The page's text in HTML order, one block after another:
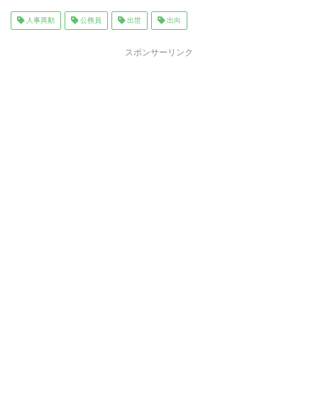
c
tt ai e
人事異動 公務員 出世 出向
スポンサーリンク